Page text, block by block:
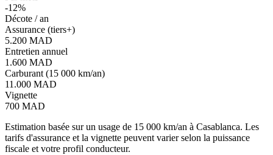
-12%
Décote / an
Assurance (tiers+)
5.200 MAD
Entretien annuel
1.600 MAD
Carburant (15 000 km/an)
11.000 MAD
Vignette
700 MAD
Estimation basée sur un usage de 15 000 km/an à Casablanca. Les
tarifs d'assurance et la vignette peuvent varier selon la puissance
fiscale et votre profil conducteur.